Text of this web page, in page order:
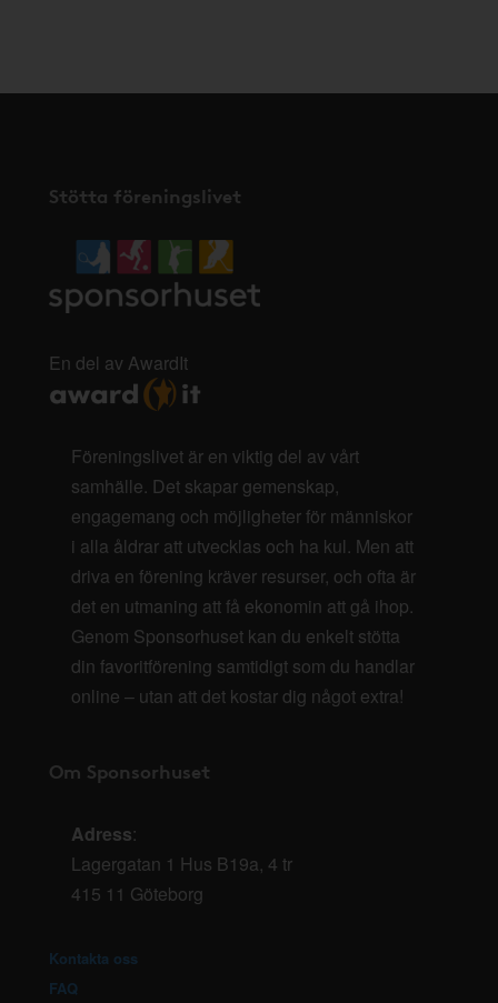
Stötta föreningslivet
En del av AwardIt
Föreningslivet är en viktig del av vårt
samhälle. Det skapar gemenskap,
engagemang och möjligheter för människor
i alla åldrar att utvecklas och ha kul. Men att
driva en förening kräver resurser, och ofta är
det en utmaning att få ekonomin att gå ihop.
Genom Sponsorhuset kan du enkelt stötta
din favoritförening samtidigt som du handlar
online – utan att det kostar dig något extra!
Om Sponsorhuset
Adress:
Lagergatan 1 Hus B19a, 4 tr
415 11 Göteborg
Kontakta oss
FAQ